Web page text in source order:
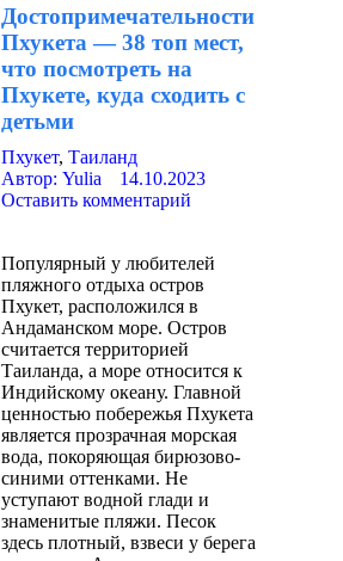
Достопримечательности
Пхукета — 38 топ мест,
что посмотреть на
Пхукете, куда сходить с
детьми
Пхукет, Таиланд
Автор: Yulia
14.10.2023
Оставить комментарий
Популярный у любителей
пляжного отдыха остров
Пхукет, расположился в
Андаманском море. Остров
считается территорией
Таиланда, а море относится к
Индийскому океану. Главной
ценностью побережья Пхукета
является прозрачная морская
вода, покоряющая бирюзово-
синими оттенками. Не
уступают водной глади и
знаменитые пляжи. Песок
здесь плотный, взвеси у берега